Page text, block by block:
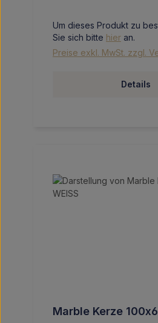
Um dieses Produkt zu
Sie sich bitte hier an.
Preise exkl. MwSt. zzgl.
Details
Marble Kerze